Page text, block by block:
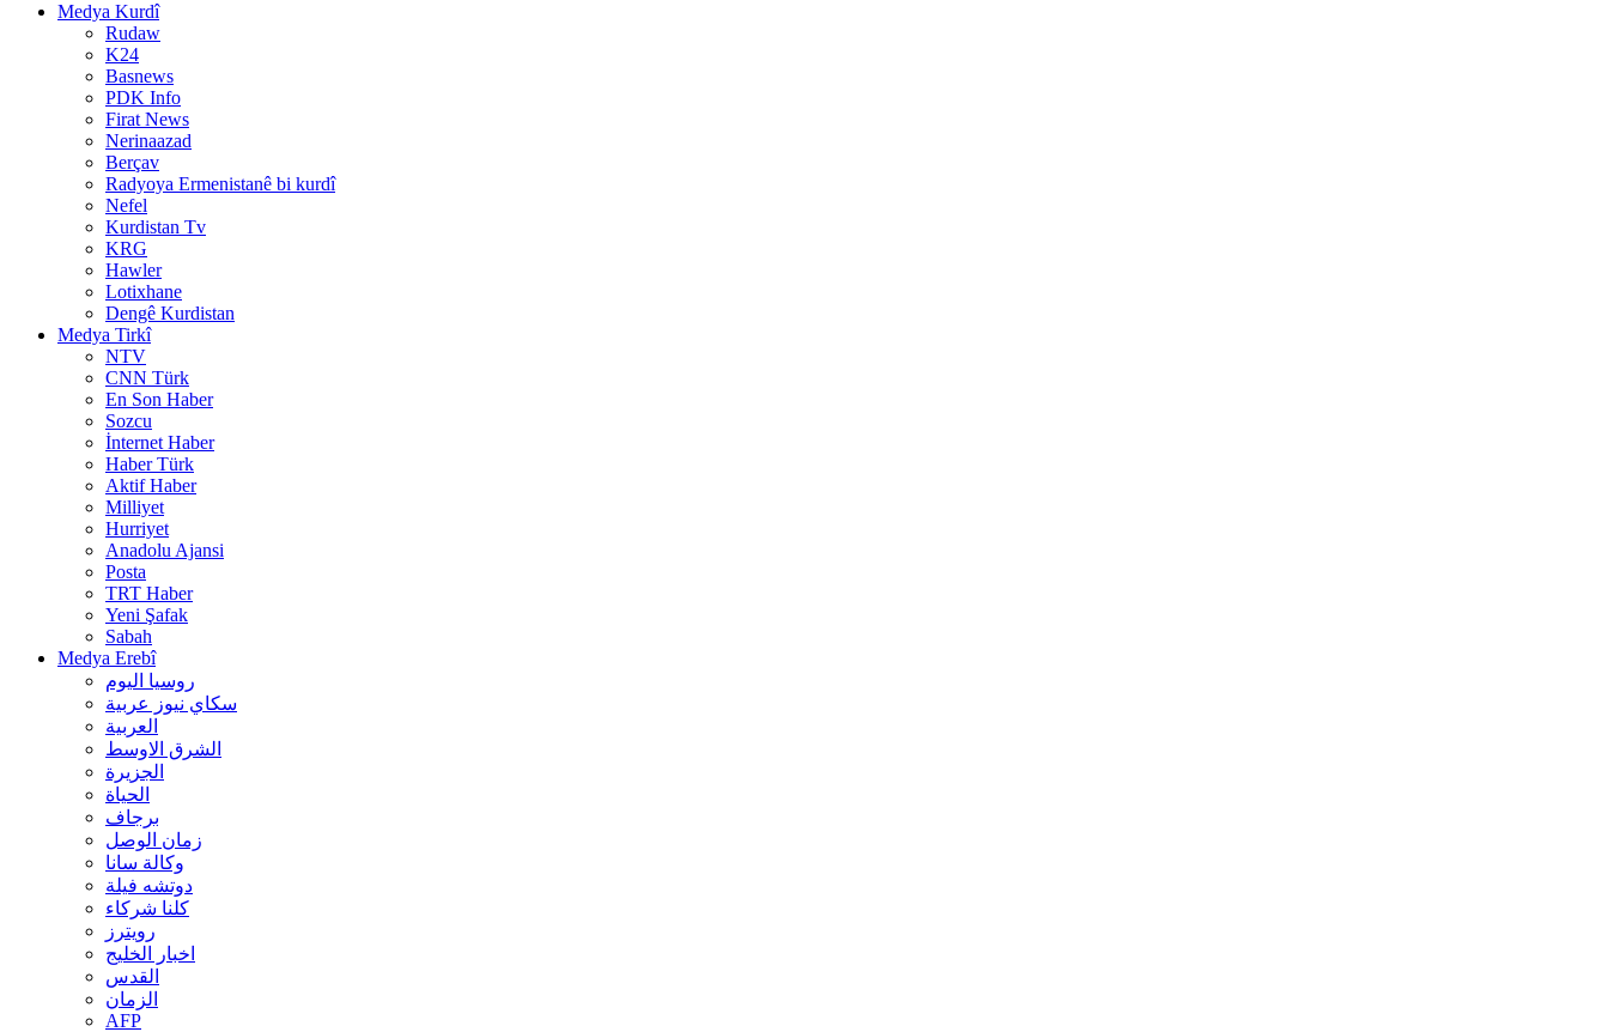
Medya Kurdî
Rudaw
K24
Basnews
PDK Info
Firat News
Nerinaazad
Berçav
Radyoya Ermenistanê bi kurdî
Nefel
Kurdistan Tv
KRG
Hawler
Lotixhane
Dengê Kurdistan
Medya Tirkî
NTV
CNN Türk
En Son Haber
Sozcu
İnternet Haber
Haber Türk
Aktif Haber
Milliyet
Hurriyet
Anadolu Ajansi
Posta
TRT Haber
Yeni Şafak
Sabah
Medya Erebî
روسیا الیوم
سكاي نيوز عربية
العربية
الشرق الاوسط
الجزيرة
الحیاة
برجاف
زمان الوصل
وکالة سانا
دوتشه فیلة
کلنا شرکاء
رويترز
اخبار الخلیج
القدس
الزمان
AFP